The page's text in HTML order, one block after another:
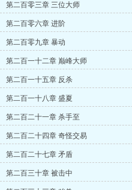
第二百零三章 三位大师
第二百零六章 进阶
第二百零九章 暴动
第二百一十二章 巅峰大师
第二百一十五章 反杀
第二百一十八章 盛夏
第二百二十一章 杀手至
第二百二十四章 奇怪交易
第二百二十七章 矛盾
第二百三十章 被击中